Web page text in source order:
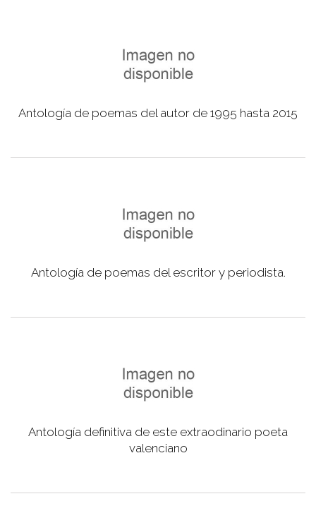
Antología de poemas del autor de 1995 hasta 2015
Antología de poemas del escritor y periodista.
Antología definitiva de este extraodinario poeta
valenciano